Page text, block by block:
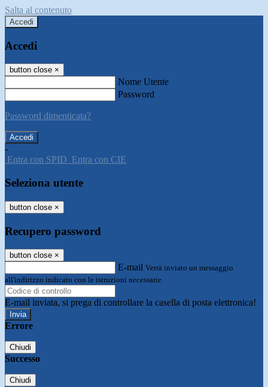
Salta al contenuto
Accedi
Accedi
button close ×
Nome Utente
Password
Password dimenticata?
-
Entra con SPID Entra con CIE
Seleziona utente
button close ×
Recupero password
button close ×
E-mail Verrà inviato un messaggio
all'indirizzo indicato con le istruzioni necessarie.
E-mail inviata, si prega di controllare la casella di posta elettronica!
Errore
Chiudi
Successo
Chiudi